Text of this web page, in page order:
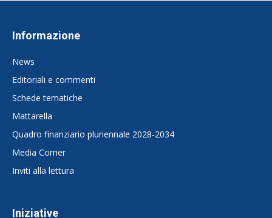
Informazione
News
Editoriali e commenti
Schede tematiche
Mattarella
Quadro finanziario pluriennale 2028-2034
Media Corner
Inviti alla lettura
Iniziative